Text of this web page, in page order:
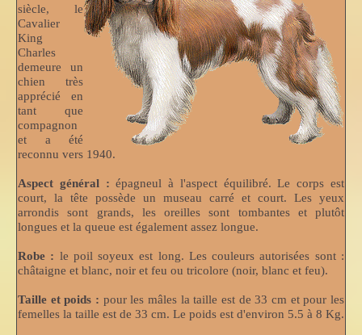
siècle, le
Cavalier
King
Charles
demeure un
chien très
apprécié en
tant que
compagnon
et a été
reconnu vers 1940.
Aspect général : épagneul à l'aspect équilibré. Le corps est
court, la tête possède un museau carré et court. Les yeux
arrondis sont grands, les oreilles sont tombantes et plutôt
longues et la queue est également assez longue.
Robe : le poil soyeux est long. Les couleurs autorisées sont :
châtaigne et blanc, noir et feu ou tricolore (noir, blanc et feu).
Taille et poids : pour les mâles la taille est de 33 cm et pour les
femelles la taille est de 33 cm. Le poids est d'environ 5.5 à 8 Kg.